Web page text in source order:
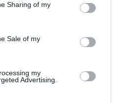
behaviour. You may click to
and its third-party tags to
purposes in below Google
Sharing of my
Sale of my
my
Advertising.
előtt telefonozni
ez a csodagyökér